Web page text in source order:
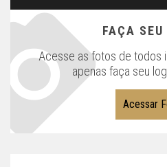
FAÇA SEU
Acesse as fotos de todos
apenas faça seu
Acessar